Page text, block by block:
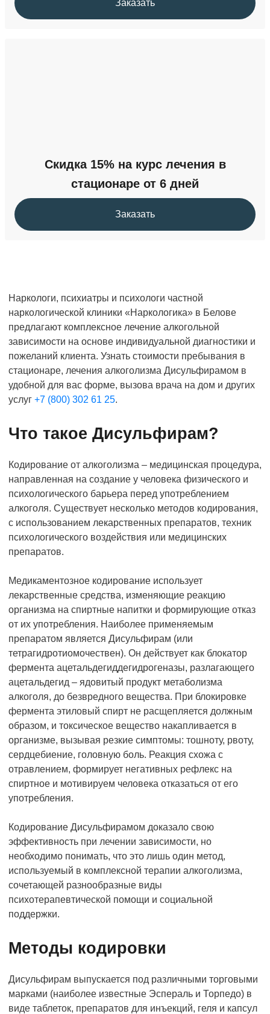
Заказать
Скидка 15% на курс лечения в
стационаре от 6 дней
Заказать
Наркологи, психиатры и психологи частной
наркологической клиники «Наркологика» в Белове
предлагают комплексное лечение алкогольной
зависимости на основе индивидуальной диагностики и
пожеланий клиента. Узнать стоимости пребывания в
стационаре, лечения алкоголизма Дисульфирамом в
удобной для вас форме, вызова врача на дом и других
услуг +7 (800) 302 61 25.
Что такое Дисульфирам?
Кодирование от алкоголизма – медицинская процедура,
направленная на создание у человека физического и
психологического барьера перед употреблением
алкоголя. Существует несколько методов кодирования,
с использованием лекарственных препаратов, техник
психологического воздействия или медицинских
препаратов.
Медикаментозное кодирование использует
лекарственные средства, изменяющие реакцию
организма на спиртные напитки и формирующие отказ
от их употребления. Наиболее применяемым
препаратом является Дисульфирам (или
тетрагидротиомочествен). Он действует как блокатор
фермента ацетальдегиддегидрогеназы, разлагающего
ацетальдегид – ядовитый продукт метаболизма
алкоголя, до безвредного вещества. При блокировке
фермента этиловый спирт не расщепляется должным
образом, и токсическое вещество накапливается в
организме, вызывая резкие симптомы: тошноту, рвоту,
сердцебиение, головную боль. Реакция схожа с
отравлением, формирует негативных рефлекс на
спиртное и мотивируем человека отказаться от его
употребления.
Кодирование Дисульфирамом доказало свою
эффективность при лечении зависимости, но
необходимо понимать, что это лишь один метод,
используемый в комплексной терапии алкоголизма,
сочетающей разнообразные виды
психотерапевтической помощи и социальной
поддержки.
Методы кодировки
Дисульфирам выпускается под различными торговыми
марками (наиболее известные Эспераль и Торпедо) в
виде таблеток, препаратов для инъекций, геля и капсул